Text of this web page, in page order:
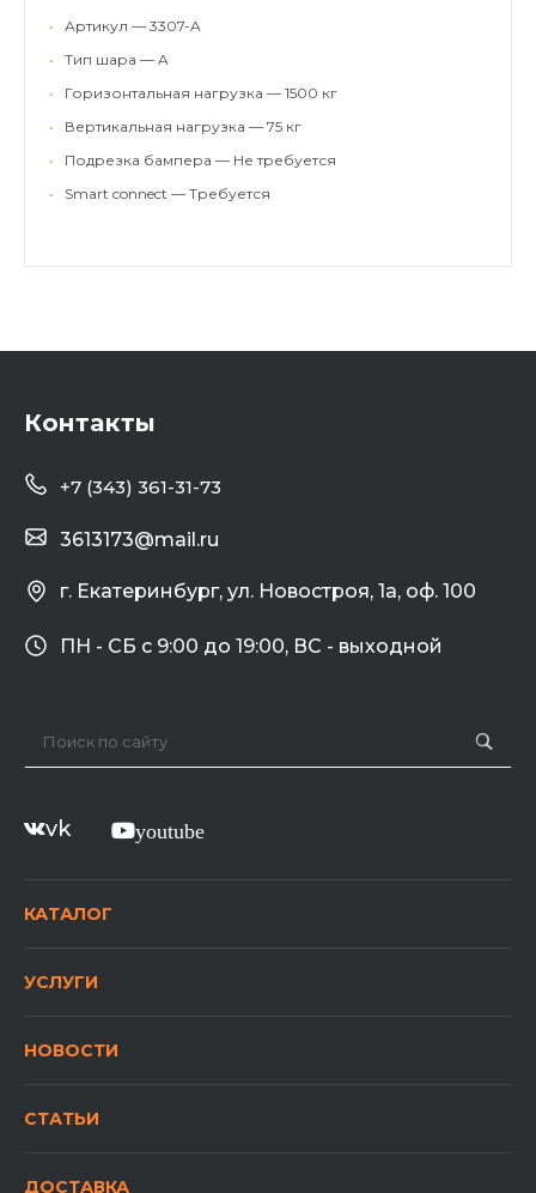
•
Артикул — 3307-A
•
Тип шара — A
•
Горизонтальная нагрузка — 1500 кг
•
Вертикальная нагрузка — 75 кг
•
Подрезка бампера — Не требуется
•
Smart connect — Требуется
Контакты
+7 (343) 361-31-73
г. Екатеринбург, ул. Новостроя, 1а, оф. 100
3613173@mail.ru
ПН - СБ с 9:00 до 19:00, ВС - выходной
vk youtube
КАТАЛОГ
УСЛУГИ
НОВОСТИ
СТАТЬИ
ДОСТАВКА